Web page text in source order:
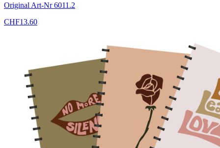
Original Art-Nr6011.2
CHF13.60